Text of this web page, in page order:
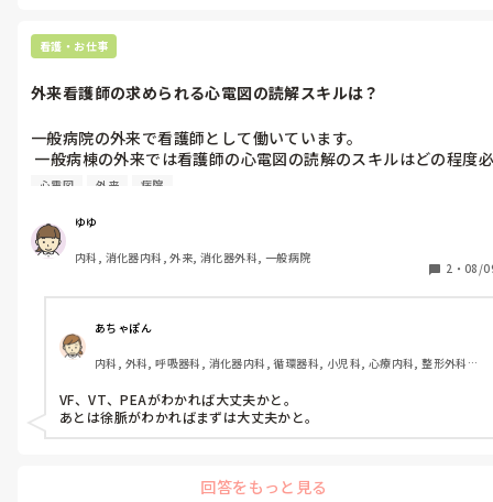
看護・お仕事
外来看護師の求められる心電図の読解スキルは？
一般病院の外来で看護師として働いています。
一般病棟の外来では看護師の心電図の読解のスキルはどの程度必
要でしょうか？ 心電図を取る患者さんはさほど多く（1〜2人／
て看護師の方から回答頂けると有り難いです。
心電図 外来 病院
ゆゆ
内科, 消化器内科, 外来, 消化器外科, 一般病院
2 ・ 08/
あちゃぽん
内科, 外科, 呼吸器科, 消化器内科, 循環器科, 小児科, 心療内科, 整形外科,
急科, 超急性期, ICU, CCU, HCU, その他の科, ママナース, 外来, 神経内科,
脳神経外科, NICU, 消化器外科, 一般病院, 慢性期, 回復期, 終末期, オペ室,
透析, 検診・健診
VF、VT、PEAがわかれば大丈夫かと。
あとは徐脈がわかればまずは大丈夫かと。
回答をもっと見る